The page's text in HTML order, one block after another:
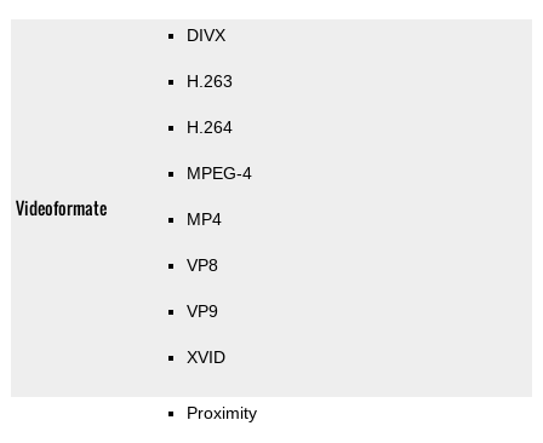
Videoformate
DIVX
H.263
H.264
MPEG-4
MP4
VP8
VP9
XVID
Proximity